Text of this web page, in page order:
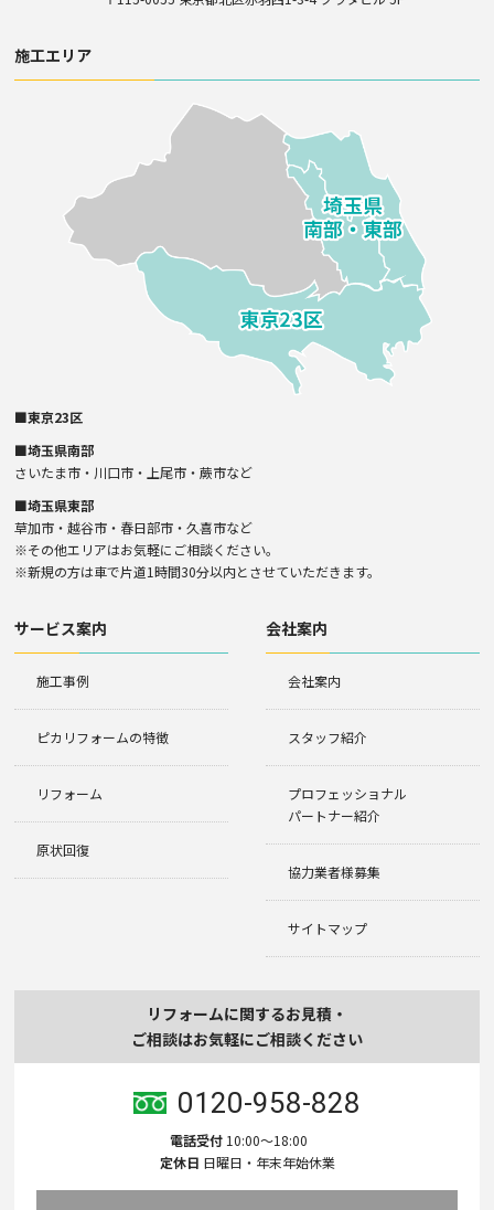
施工エリア
■東京23区
■埼玉県南部
さいたま市・川口市・上尾市・蕨市など
■埼玉県東部
草加市・越谷市・春日部市・久喜市など
※その他エリアはお気軽にご相談ください。
※新規の方は車で片道1時間30分以内とさせていただきます。
サービス案内
施工事例
ピカリフォームの特徴
リフォーム
原状回復
会社案内
会社案内
スタッフ紹介
プロフェッショナル
パートナー紹介
協力業者様募集
サイトマップ
リフォームに関するお見積・
ご相談はお気軽にご相談ください
0120-958-828
電話受付 10:00〜18:00
定休日 日曜日・年末年始休業